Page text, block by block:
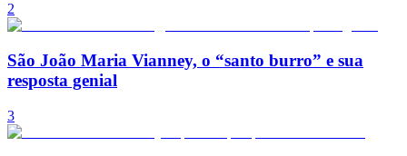
2
São João Maria Vianney, o “santo burro” e sua
resposta genial
3